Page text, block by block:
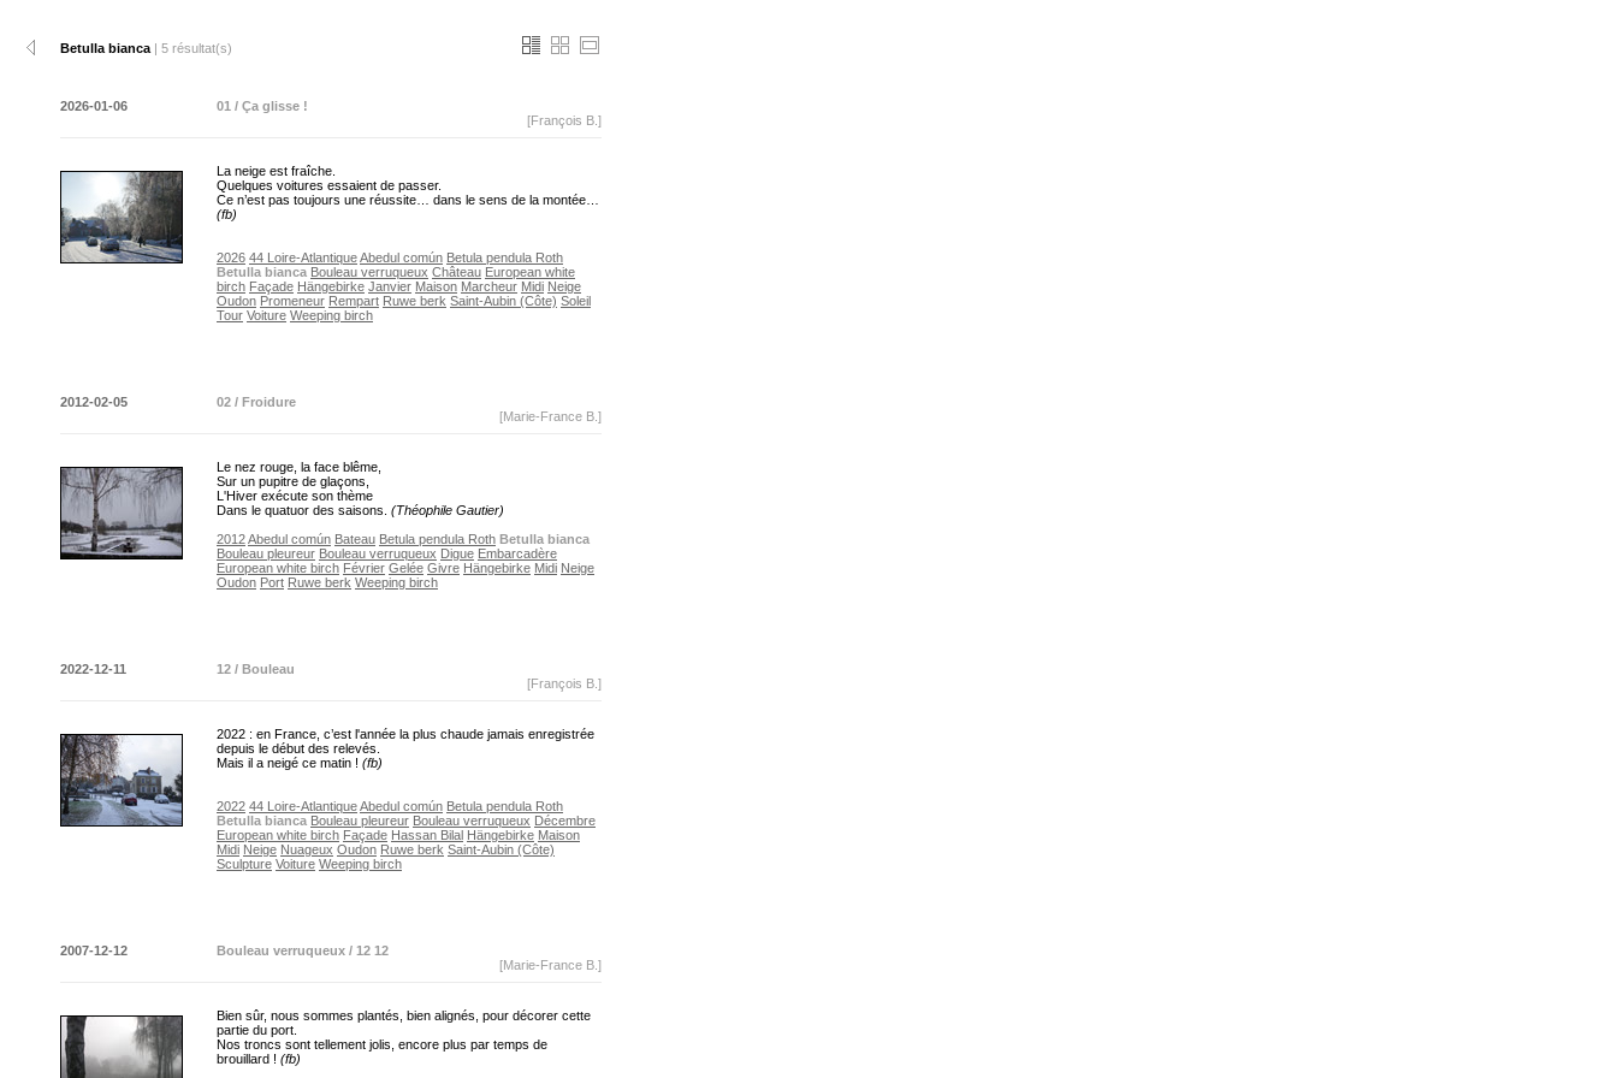
Betulla bianca | 5 résultat(s)
2026-01-06
01 / Ça glisse !
[François B.]
La neige est fraîche.
Quelques voitures essaient de passer.
Ce n’est pas toujours une réussite… dans le sens de la montée…
(fb)
2026 44 Loire-AtlantiqueAbedul común Betula pendula Roth
Betulla bianca Bouleau verruqueux Château European white
birch Façade Hängebirke Janvier Maison Marcheur Midi Neige
Oudon Promeneur Rempart Ruwe berk Saint-Aubin (Côte) Soleil
Tour Voiture Weeping birch
2012-02-05
02 / Froidure
[Marie-France B.]
Le nez rouge, la face blême,
Sur un pupitre de glaçons,
L'Hiver exécute son thème
Dans le quatuor des saisons. (Théophile Gautier)
2012Abedul común Bateau Betula pendula Roth Betulla bianca
Bouleau pleureur Bouleau verruqueux Digue Embarcadère
European white birch Février Gelée Givre Hängebirke Midi Neige
Oudon Port Ruwe berk Weeping birch
2022-12-11
12 / Bouleau
[François B.]
2022 : en France, c’est l'année la plus chaude jamais enregistrée
depuis le début des relevés.
Mais il a neigé ce matin ! (fb)
2022 44 Loire-AtlantiqueAbedul común Betula pendula Roth
Betulla bianca Bouleau pleureur Bouleau verruqueux Décembre
European white birch Façade Hassan Bilal Hängebirke Maison
Midi Neige Nuageux Oudon Ruwe berk Saint-Aubin (Côte)
Sculpture Voiture Weeping birch
2007-12-12
Bouleau verruqueux / 12 12
[Marie-France B.]
Bien sûr, nous sommes plantés, bien alignés, pour décorer cette
partie du port.
Nos troncs sont tellement jolis, encore plus par temps de
brouillard ! (fb)